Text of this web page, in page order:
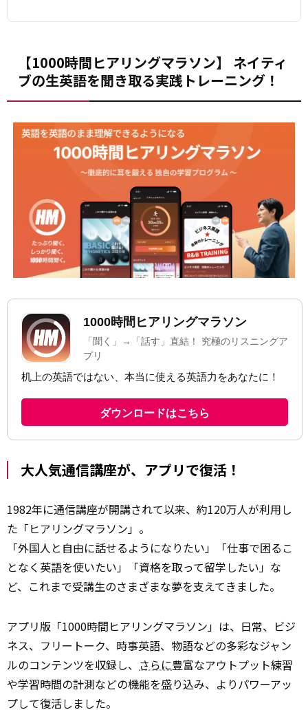
【1000時間ヒアリングマラソン】 ネイティ
ブの生英語を聞き取る実践トレーニング！
大人気通信講座が、アプリで復活！
1982年に通信講座が開講されて以来、約120万人が利用し
た「ヒアリングマラソン」。
「外国人と自由に話せるようになりたい」「仕事で困るこ
となく英語を使いたい」「資格を取って留学したい」な
ど、これまで受講生のさまざまな夢を支えてきました。
アプリ版「1000時間ヒアリングマラソン」は、日常、ビジ
ネス、フリートーク、時事英語、物語などの多彩なジャン
ルのコンテンツを収録し、 さらに豊富なアウトプット練習
や学習時間の計測などの機能を盛り込み、よりパワーアッ
プして復活しました。